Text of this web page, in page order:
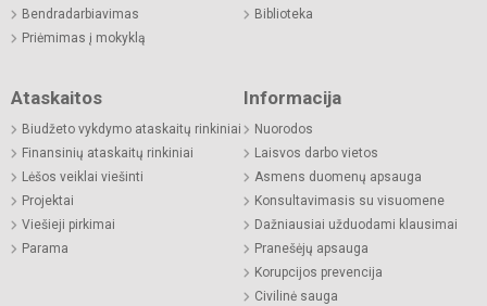
Bendradarbiavimas
Priėmimas į mokyklą
Biblioteka
Ataskaitos
Biudžeto vykdymo ataskaitų rinkiniai
Finansinių ataskaitų rinkiniai
Lėšos veiklai viešinti
Projektai
Viešieji pirkimai
Parama
Informacija
Nuorodos
Laisvos darbo vietos
Asmens duomenų apsauga
Konsultavimasis su visuomene
Dažniausiai užduodami klausimai
Pranešėjų apsauga
Korupcijos prevencija
Civilinė sauga